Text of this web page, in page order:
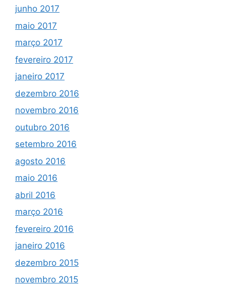
junho 2017
maio 2017
março 2017
fevereiro 2017
janeiro 2017
dezembro 2016
novembro 2016
outubro 2016
setembro 2016
agosto 2016
maio 2016
abril 2016
março 2016
fevereiro 2016
janeiro 2016
dezembro 2015
novembro 2015